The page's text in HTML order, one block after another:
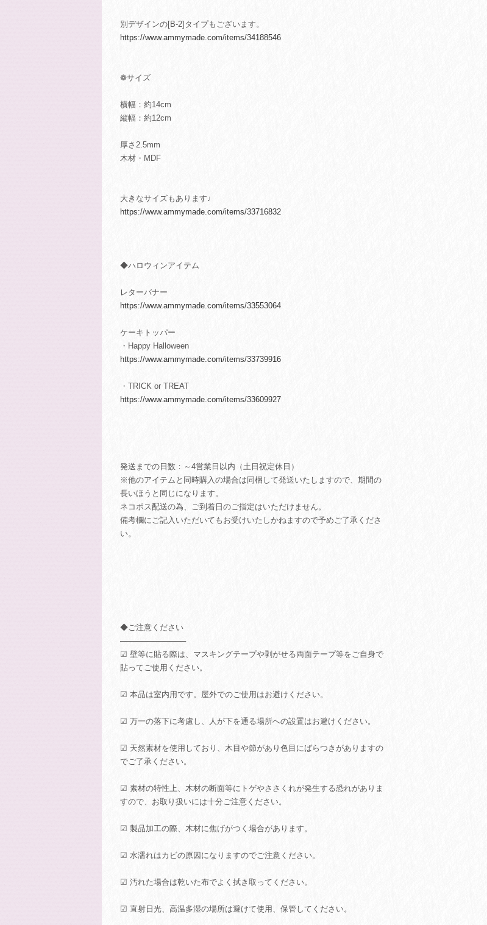
別デザインの[B-2]タイプもございます。
https://www.ammymade.com/items/34188546
❁サイズ
横幅：約14cm
縦幅：約12cm
厚さ2.5mm
木材・MDF
大きなサイズもあります♩
https://www.ammymade.com/items/33716832
◆ハロウィンアイテム
レターバナー
https://www.ammymade.com/items/33553064
ケーキトッパー
・Happy Halloween
https://www.ammymade.com/items/33739916
・TRICK or TREAT
https://www.ammymade.com/items/33609927
発送までの日数：～4営業日以内（土日祝定休日）
※他のアイテムと同時購入の場合は同梱して発送いたしますので、期間の
長いほうと同じになります。
ネコポス配送の為、ご到着日のご指定はいただけません。
備考欄にご記入いただいてもお受けいたしかねますので予めご了承くださ
い。
◆ご注意ください
────────────
☑ 壁等に貼る際は、マスキングテープや剥がせる両面テープ等をご自身で
貼ってご使用ください。
☑ 本品は室内用です。屋外でのご使用はお避けください。
☑ 万一の落下に考慮し、人が下を通る場所への設置はお避けください。
☑ 天然素材を使用しており、木目や節があり色目にばらつきがありますの
でご了承ください。
☑ 素材の特性上、木材の断面等にトゲやささくれが発生する恐れがありま
すので、お取り扱いには十分ご注意ください。
☑ 製品加工の際、木材に焦げがつく場合があります。
☑ 水濡れはカビの原因になりますのでご注意ください。
☑ 汚れた場合は乾いた布でよく拭き取ってください。
☑ 直射日光、高温多湿の場所は避けて使用、保管してください。